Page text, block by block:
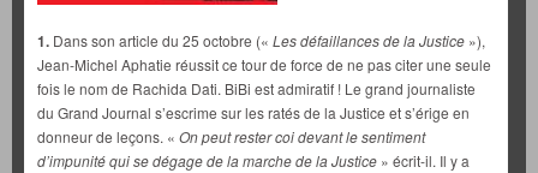
1. Dans son article du 25 octobre (« Les défaillances de la Justice »),
Jean-Michel Aphatie réussit ce tour de force de ne pas citer une seule
fois le nom de Rachida Dati. BiBi est admiratif ! Le grand journaliste
du Grand Journal s’escrime sur les ratés de la Justice et s’érige en
donneur de leçons. « On peut rester coi devant le sentiment
d’impunité qui se dégage de la marche de la Justice » écrit-il. Il y a